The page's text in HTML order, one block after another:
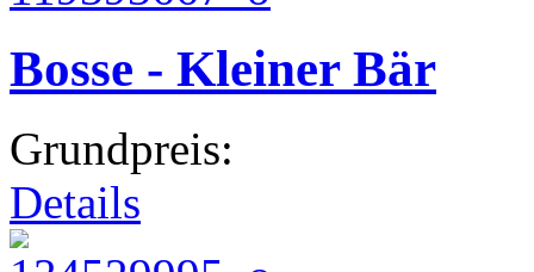
Bosse - Kleiner Bär
Grundpreis:
Details